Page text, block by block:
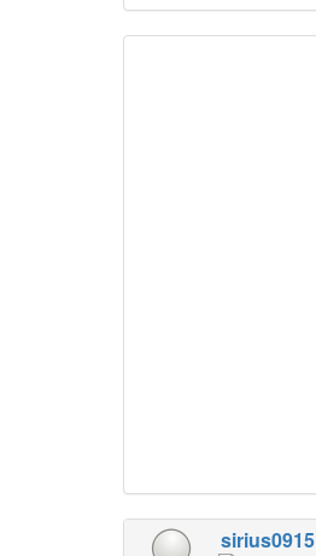
sirius0915